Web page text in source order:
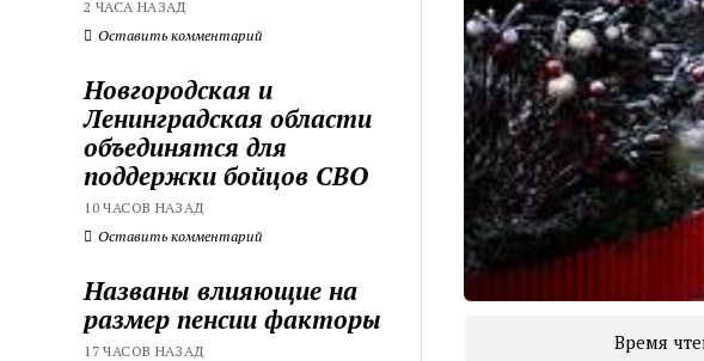
2 ЧАСА НАЗАД
Оставить комментарий
Новгородская и
Ленинградская области
объединятся для
поддержки бойцов СВО
10 ЧАСОВ НАЗАД
Оставить комментарий
Названы влияющие на
размер пенсии факторы
17 ЧАСОВ НАЗАД
Время